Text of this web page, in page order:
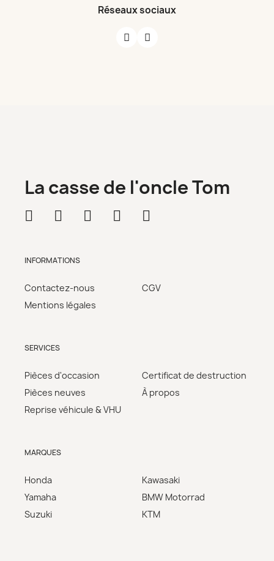
Réseaux sociaux
La casse de l'oncle Tom
INFORMATIONS
Contactez-nous
Mentions légales
CGV
SERVICES
Pièces d'occasion
Pièces neuves
Reprise véhicule & VHU
Certificat de destruction
À propos
MARQUES
Honda
Yamaha
Suzuki
Kawasaki
BMW Motorrad
KTM